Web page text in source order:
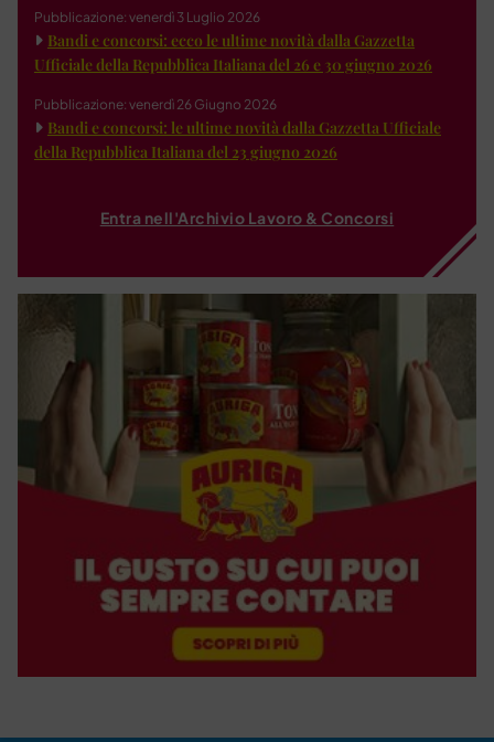
Pubblicazione: venerdì 3 Luglio 2026
Bandi e concorsi: ecco le ultime novità dalla Gazzetta
Ufficiale della Repubblica Italiana del 26 e 30 giugno 2026
Pubblicazione: venerdì 26 Giugno 2026
Bandi e concorsi: le ultime novità dalla Gazzetta Ufficiale
della Repubblica Italiana del 23 giugno 2026
Entra nell'Archivio Lavoro & Concorsi